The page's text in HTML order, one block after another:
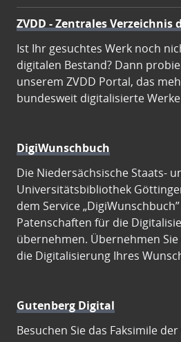
ZVDD - Zentrales
Ist Ihr gesuchtes Werk noch
digitalen Bestand? Dann
unserem ZVDD Portal, das
bundesweit digitalisierte
DigiWunschbuch
Die Niedersächsische Staats-
Universitätsbibliothek
dem Service
Patenschaften für die
übernehmen. Übernehmen
die Digitalisierung Ihres
Gutenberg Digital
Besuchen Sie das Faksimile